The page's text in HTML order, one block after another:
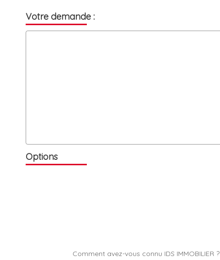
Votre demande :
Options
Comment avez-vous connu IDS IMMOBILIER ?